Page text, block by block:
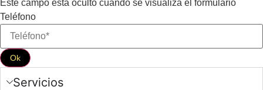
Este campo está oculto cuando se visualiza el formulario
Teléfono
Servicios